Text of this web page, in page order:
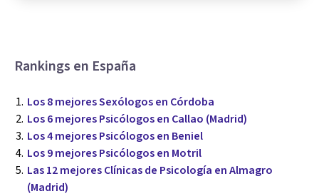
Rankings en España
Los 8 mejores Sexólogos en Córdoba
Los 6 mejores Psicólogos en Callao (Madrid)
Los 4 mejores Psicólogos en Beniel
Los 9 mejores Psicólogos en Motril
Las 12 mejores Clínicas de Psicología en Almagro
(Madrid)